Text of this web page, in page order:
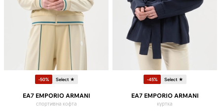
-50% Select ★
EA7 EMPORIO ARMANI
спортивна кофта
-45% Select ★
EA7 EMPORIO ARMANI
куртка